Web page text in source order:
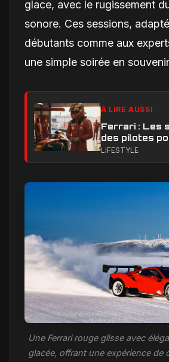
glace, avec le rugissement
sonore. Ces sessions,
débutants comme aux
une simple soirée en
À LIRE AUSSI
Ferrari : Les
des pilotes
dompter la
LIFESTYLE
Une Ferrari rouge glisse avec
glacée, offrant une expérience de